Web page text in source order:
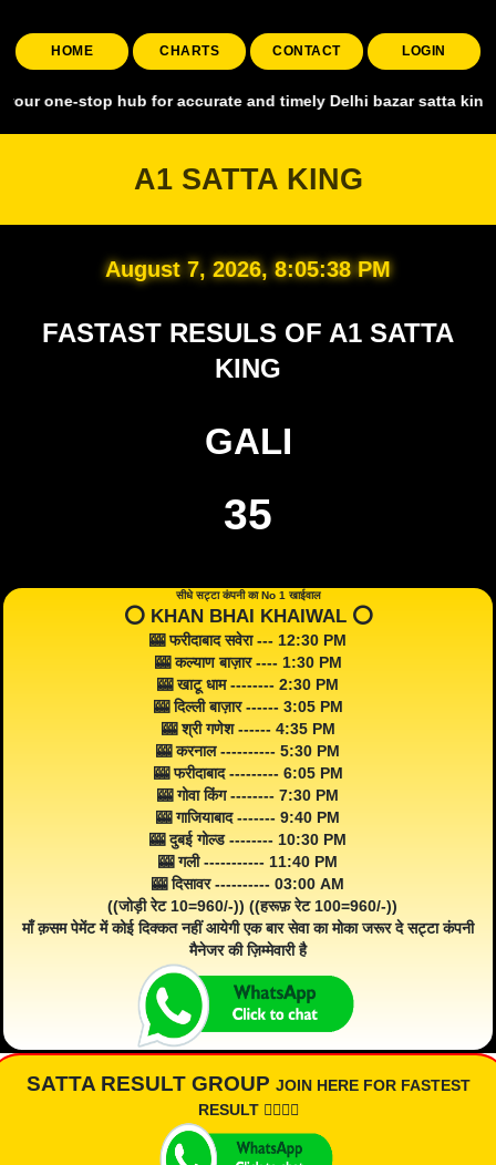
HOME CHARTS CONTACT LOGIN
hub for accurate and timely Delhi bazar satta king,
A1 SATTA KING
August 7, 2026, 8:05:39 PM
FASTAST RESULS OF A1 SATTA
KING
GALI
35
सीधे सट्टा कंपनी का No 1 खाईवाल
⭕️ KHAN BHAI KHAIWAL ⭕️
🎰 फरीदाबाद सवेरा --- 12:30 PM
🎰 कल्याण बाज़ार ---- 1:30 PM
🎰 खाटू धाम -------- 2:30 PM
🎰 दिल्ली बाज़ार ------ 3:05 PM
🎰 श्री गणेश ------ 4:35 PM
🎰 करनाल ---------- 5:30 PM
🎰 फरीदाबाद --------- 6:05 PM
🎰 गोवा किंग -------- 7:30 PM
🎰 गाजियाबाद ------- 9:40 PM
🎰 दुबई गोल्ड -------- 10:30 PM
🎰 गली ----------- 11:40 PM
🎰 दिसावर ---------- 03:00 AM
((जोड़ी रेट 10=960/-)) ((हरूफ़ रेट 100=960/-))
माँ क़सम पेमेंट में कोई दिक्कत नहीं आयेगी एक बार सेवा का मोका जरूर दे सट्टा कंपनी
मैनेजर की ज़िम्मेवारी है
SATTA RESULT GROUP JOIN HERE FOR FASTEST
RESULT 👇🏾👇🏾